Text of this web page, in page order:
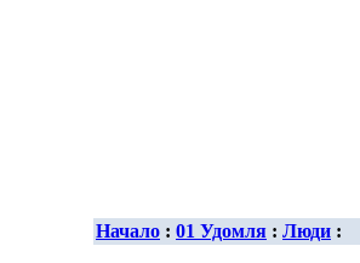
Начало : 01 Удомля : Люди :